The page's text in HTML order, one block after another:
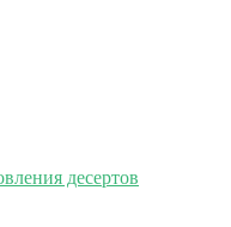
десертов